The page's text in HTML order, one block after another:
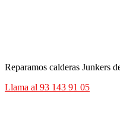
Reparamos calderas Junkers
Llama al 93 143 91 05